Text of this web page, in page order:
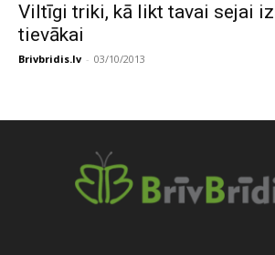
Viltīgi triki, kā likt tavai sejai
tievākai
Brivbridis.lv - 03/10/2013